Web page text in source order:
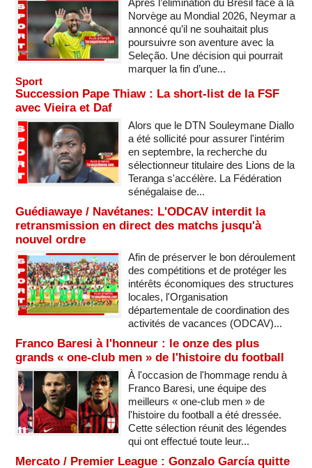
Norvège au Mondial 2026, Neymar a
annoncé qu’il ne souhaitait plus
poursuivre son aventure avec la
Seleção. Une décision qui pourrait
marquer la fin d’une...
Sport
Succession Pape Thiaw : La short-list de la FSF
avec Vieira et Daf
Alors que le DTN Souleymane Diallo
a été sollicité pour assurer l'intérim
en septembre, la recherche du
sélectionneur titulaire des Lions de la
Teranga s'accélère. La Fédération
sénégalaise de...
Guédiawaye / Navétanes: L'ODCAV interdit la
retransmission en direct des matchs jusqu'à
nouvel ordre
Afin de préserver le bon déroulement
des compétitions et de protéger les
intérêts économiques des structures
locales, l'Organisation
départementale de coordination des
activités de vacances (ODCAV)...
Franco Baresi à l'honneur : le onze des plus
grands « one-club men » de l'histoire du football
À l'occasion de l'hommage rendu à
Franco Baresi, une équipe des
meilleurs « one-club men » de
l'histoire du football a été dressée.
Cette sélection réunit des légendes
qui ont effectué toute leur...
Mercato / Premier League : Gonzalo García quitte